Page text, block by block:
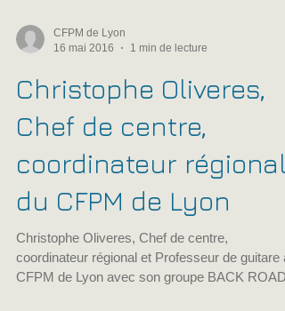
Load video
CFPM de Lyon
16 mai 2016
1 min de lecture